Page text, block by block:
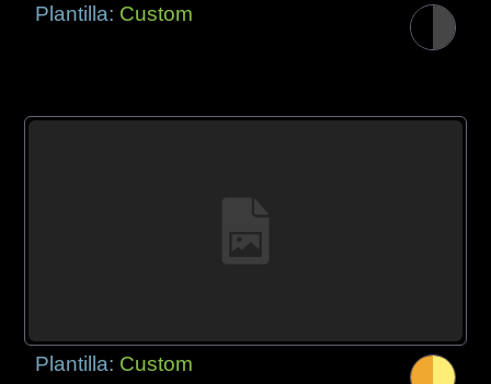
Plantilla: Custom
Plantilla: Custom